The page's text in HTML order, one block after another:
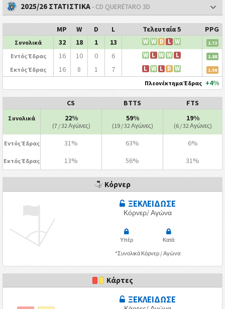
2025/26 ΣΤΑΤΙΣΤΙΚΑ- CD QUERÉTARO 3D
MP W D L Τελευταία 5 PPG
Συνολικά 32 18 1 13 W W D L W 1.72
Εντός Έδρας 16 10 0 6 W L W W L 1.88
Εκτός Έδρας 16 8 1 7 L W L D W 1.56
Πλεονέκτημα Έδρας +4%
CS BTTS FTS
Συνολικά 22%
(7 / 32 Αγώνες)
59%
(19 / 32 Αγώνες)
19%
(6 / 32 Αγώνες)
Εντός Έδρας 31% 63% 6%
Εκτός Έδρας 13% 56% 31%
Κόρνερ
ΞΕΚΛΕΙΔΩΣΕ
Κόρνερ/ Αγώνα
Υπέρ
Κατά
*Συνολικά Κόρνερ / Αγώνα
Κάρτες
ΞΕΚΛΕΙΔΩΣΕ